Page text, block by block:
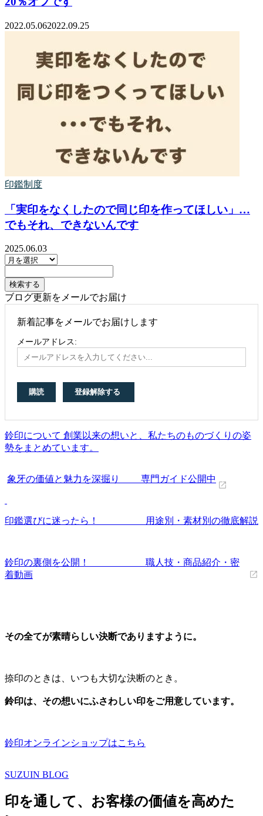
2022.05.062022.09.25
印鑑制度
「実印をなくしたので同じ印を作ってほしい」…
でもそれ、できないんです
2025.06.03
ブログ更新をメールでお届け
新着記事をメールでお届けします
メールアドレス:
鈴印について 創業以来の想いと、私たちのものづくりの姿
勢をまとめています。
象牙の価値と魅力を深掘り 専門ガイド公開中
印鑑選びに迷ったら！ 用途別・素材別の徹底解説
鈴印の裏側を公開！ 職人技・商品紹介・密
着動画
その全てが素晴らしい決断でありますように。
捺印のときは、いつも大切な決断のとき。
鈴印は、その想いにふさわしい印をご用意しています。
鈴印オンラインショップはこちら
SUZUIN BLOG
印を通して、お客様の価値を高めた